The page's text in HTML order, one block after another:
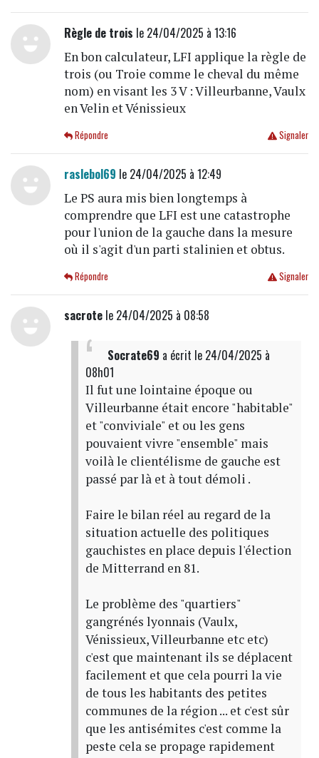
Règle de trois le 24/04/2025 à 13:16
En bon calculateur, LFI applique la règle de
trois (ou Troie comme le cheval du même
nom) en visant les 3 V : Villeurbanne, Vaulx
en Velin et Vénissieux
Signaler
Répondre
raslebol69 le 24/04/2025 à 12:49
Le PS aura mis bien longtemps à
comprendre que LFI est une catastrophe
pour l'union de la gauche dans la mesure
où il s'agit d'un parti stalinien et obtus.
Signaler
Répondre
sacrotele 24/04/2025 à 08:58
Socrate69 a écrit le 24/04/2025 à
08h01
Il fut une lointaine époque ou
Villeurbanne était encore "habitable"
et "conviviale" et ou les gens
pouvaient vivre "ensemble" mais
voilà le clientélisme de gauche est
passé par là et à tout démoli .
Faire le bilan réel au regard de la
situation actuelle des politiques
gauchistes en place depuis l'élection
de Mitterrand en 81.
Le problème des "quartiers"
gangrénés lyonnais (Vaulx,
Vénissieux, Villeurbanne etc etc)
c'est que maintenant ils se déplacent
facilement et que cela pourri la vie
de tous les habitants des petites
communes de la région ... et c'est sûr
que les antisémites c'est comme la
peste cela se propage rapidement